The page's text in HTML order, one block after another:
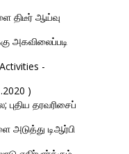
திடீர் ஆய்வு
அகவிலைப்படி
-
)
புதிய தரவரிசைப்
அடுத்து டிஆர்பி